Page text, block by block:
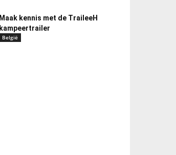
Maak kennis met de TraileeH
kampeertrailer
België